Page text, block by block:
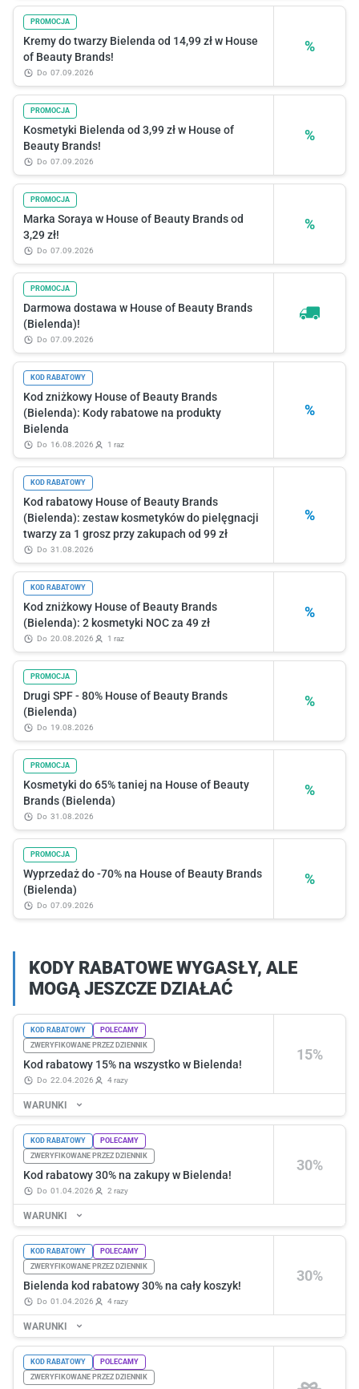
%
PROMOCJA
Kremy do twarzy Bielenda od 14,99 zł w House
of Beauty Brands!
do 07.09.2026
%
PROMOCJA
Kosmetyki Bielenda od 3,99 zł w House of
Beauty Brands!
do 07.09.2026
%
PROMOCJA
Marka Soraya w House of Beauty Brands od
3,29 zł!
do 07.09.2026
PROMOCJA
Darmowa dostawa w House of Beauty Brands
(Bielenda)!
do 07.09.2026
%
KOD RABATOWY
Kod zniżkowy House of Beauty Brands
(Bielenda): Kody rabatowe na produkty
Bielenda
do 16.08.2026 1 raz
%
KOD RABATOWY
Kod rabatowy House of Beauty Brands
(Bielenda): zestaw kosmetyków do pielęgnacji
twarzy za 1 grosz przy zakupach od 99 zł
do 31.08.2026
%
KOD RABATOWY
Kod zniżkowy House of Beauty Brands
(Bielenda): 2 kosmetyki NOC za 49 zł
do 20.08.2026 1 raz
%
PROMOCJA
Drugi SPF - 80% House of Beauty Brands
(Bielenda)
do 19.08.2026
%
PROMOCJA
Kosmetyki do 65% taniej na House of Beauty
Brands (Bielenda)
do 31.08.2026
%
PROMOCJA
Wyprzedaż do -70% na House of Beauty Brands
(Bielenda)
do 07.09.2026
KODY RABATOWE WYGASŁY, ALE
MOGĄ JESZCZE DZIAŁAĆ
15%
KOD RABATOWY
POLECAMY
ZWERYFIKOWANE PRZEZ DZIENNIK
Kod rabatowy 15% na wszystko w Bielenda!
do 22.04.2026 4 razy
WARUNKI
30%
KOD RABATOWY
POLECAMY
ZWERYFIKOWANE PRZEZ DZIENNIK
Kod rabatowy 30% na zakupy w Bielenda!
do 01.04.2026 2 razy
WARUNKI
30%
KOD RABATOWY
POLECAMY
ZWERYFIKOWANE PRZEZ DZIENNIK
Bielenda kod rabatowy 30% na cały koszyk!
do 01.04.2026 4 razy
WARUNKI
KOD RABATOWY
POLECAMY
ZWERYFIKOWANE PRZEZ DZIENNIK